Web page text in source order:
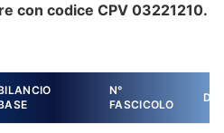
con codice CPV 03221210.
N°
FASCICOLO